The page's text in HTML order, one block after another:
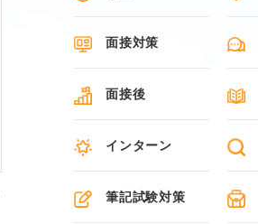
面接対策
面接後
インターン
筆記試験対策